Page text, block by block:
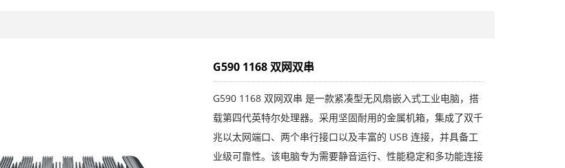
G590 1168 双网双串
G590 1168 双网双串 是一款紧凑型无风扇嵌入式工业电脑，搭
载第四代英特尔处理器。采用坚固耐用的金属机箱，集成了双千
兆以太网端口、两个串行接口以及丰富的 USB 连接，并具备工
业级可靠性。该电脑专为需要静音运行、性能稳定和多功能连接